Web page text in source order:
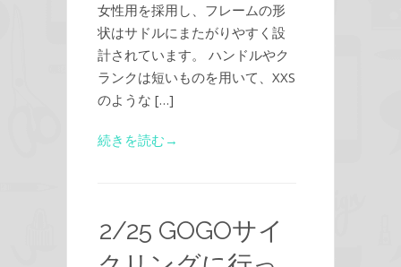
女性用を採用し、フレームの形
状はサドルにまたがりやすく設
計されています。 ハンドルやク
ランクは短いものを用いて、XXS
のような […]
続きを読む→
2/25 GOGOサイ